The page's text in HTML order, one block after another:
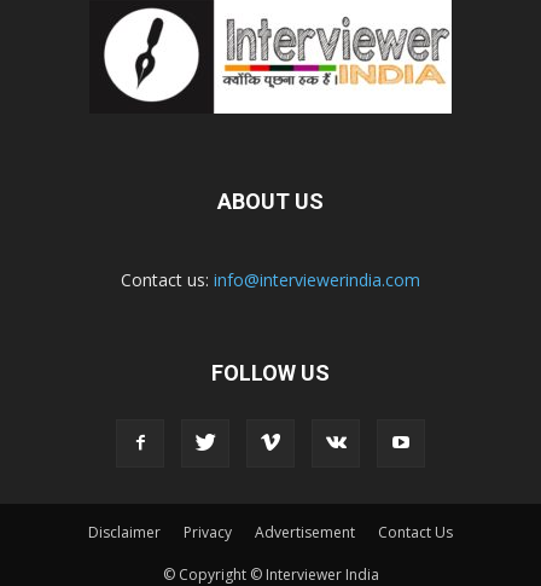
ABOUT US
Contact us: info@interviewerindia.com
FOLLOW US
Disclaimer Privacy Advertisement Contact Us
© Copyright © Interviewer India